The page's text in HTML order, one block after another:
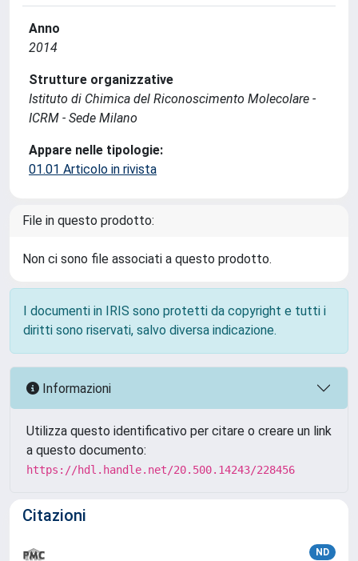
Anno
2014
Strutture organizzative
Istituto di Chimica del Riconoscimento Molecolare -
ICRM - Sede Milano
Appare nelle tipologie:
01.01 Articolo in rivista
File in questo prodotto:
Non ci sono file associati a questo prodotto.
I documenti in IRIS sono protetti da copyright e tutti i
diritti sono riservati, salvo diversa indicazione.
Informazioni
Utilizza questo identificativo per citare o creare un link
a questo documento:
https://hdl.handle.net/20.500.14243/228456
Citazioni
ND